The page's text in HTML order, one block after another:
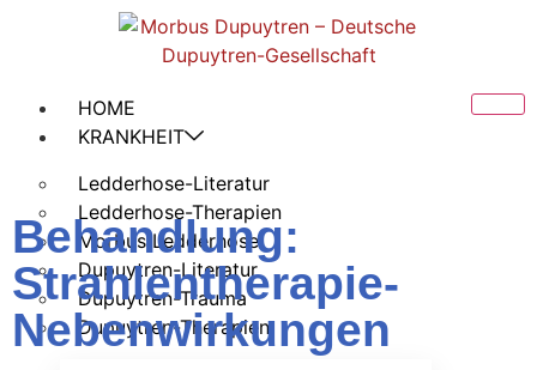
HOME
KRANKHEIT
Ledderhose-Literatur
Ledderhose-Therapien
Morbus Ledderhose
Dupuytren-Literatur
Dupuytren-Trauma
Dupuytren-Therapien
Behandlung:
Strahlentherapie-
Nebenwirkungen